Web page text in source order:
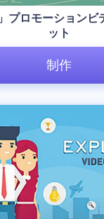
プロモーションビ
ット
制作